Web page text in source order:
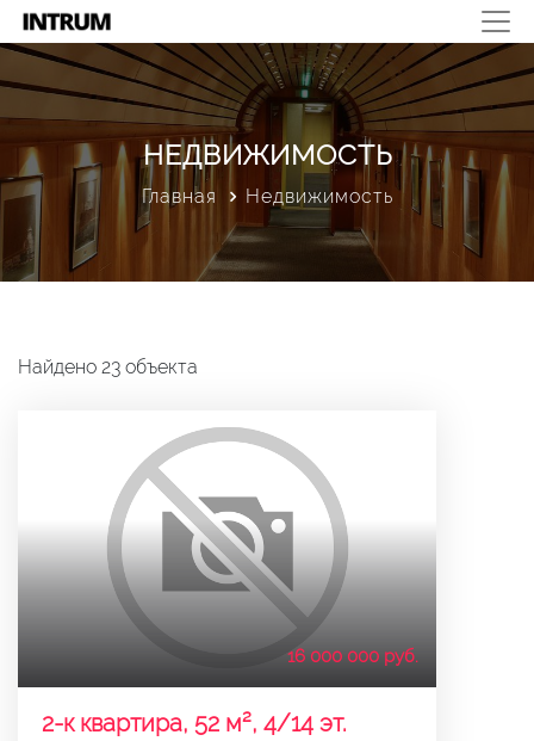
НЕДВИЖИМОСТЬ
Главная Недвижимость
Найдено 23 объекта
16 000 000 руб.
2-к квартира, 52 м², 4/14 эт.